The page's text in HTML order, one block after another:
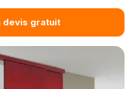
devis gratuit